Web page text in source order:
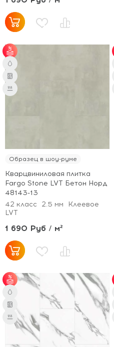
Образец в шоу-руме
Кварцвиниловая плитка
Fargo Stone LVT Бетон Норд
48143-13
42 класс
2.5 мм
Клеевое
LVT
1 690 Руб / м²
от 60 м² - скидка 6%.